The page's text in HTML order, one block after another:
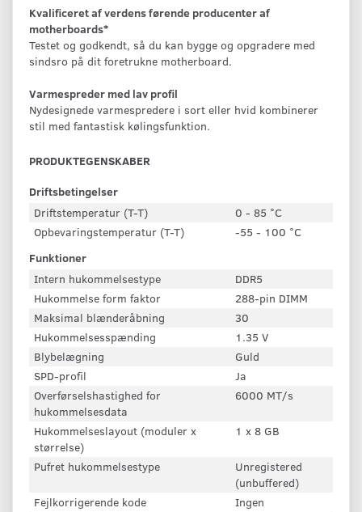
Kvalificeret af verdens førende producenter af
motherboards*
Testet og godkendt, så du kan bygge og opgradere med
sindsro på dit foretrukne motherboard.
Varmespreder med lav profil
Nydesignede varmespredere i sort eller hvid kombinerer
stil med fantastisk kølingsfunktion.
PRODUKTEGENSKABER
Driftsbetingelser
Driftstemperatur (T-T)
0 - 85 °C
Opbevaringstemperatur (T-T)
-55 - 100 °C
Funktioner
Intern hukommelsestype
DDR5
Hukommelse form faktor
288-pin DIMM
Maksimal blænderåbning
30
Hukommelsesspænding
1.35 V
Blybelægning
Guld
SPD-profil
Ja
Overførselshastighed for
hukommelsesdata
6000 MT/s
Hukommelseslayout (moduler x
størrelse)
1 x 8 GB
Pufret hukommelsestype
Unregistered
(unbuffered)
Fejlkorrigerende kode
Ingen